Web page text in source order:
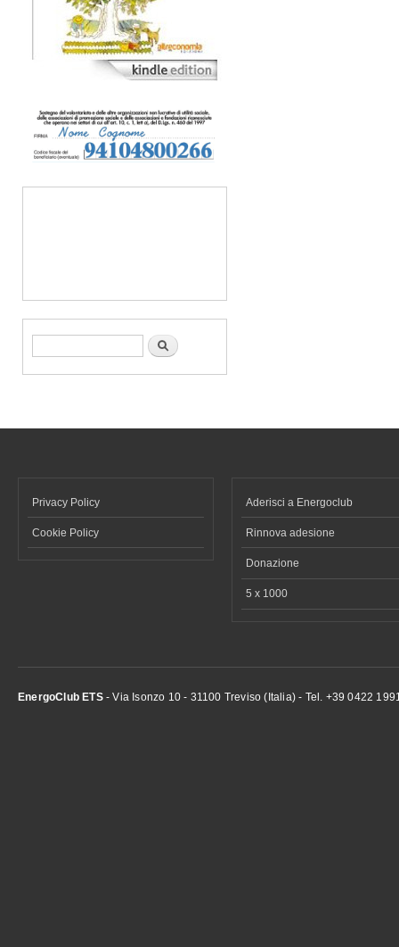
Form di ricerca Cerca
Privacy Policy
Cookie Policy
Aderisci a Energoclub
Rinnova adesione
Donazione
5 x 1000
EnergoClub ETS- Via Isonzo 10 - 31100 Treviso (Italia) - Tel. +39 0422